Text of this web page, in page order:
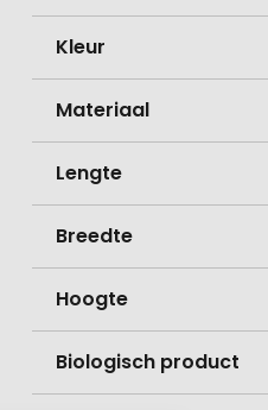
Kleur
Materiaal
Lengte
Breedte
Hoogte
Biologisch product